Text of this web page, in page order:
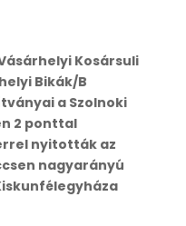
Kosársuli
Bikák/B
a Szolnoki
2 ponttal
nyitották az
nagyarányú